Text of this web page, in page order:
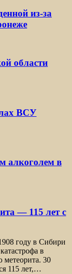
из-за
области
ВСУ
алкоголем в
— 115 лет с
году в Сибири
в
30
115 лет,…